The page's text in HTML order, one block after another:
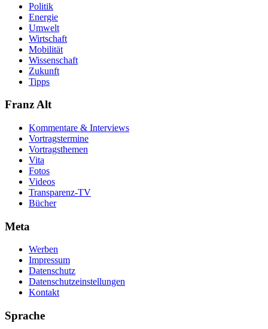
Politik
Energie
Umwelt
Wirtschaft
Mobilität
Wissenschaft
Zukunft
Tipps
Franz Alt
Kommentare & Interviews
Vortragstermine
Vortragsthemen
Vita
Fotos
Videos
Transparenz-TV
Bücher
Meta
Werben
Impressum
Datenschutz
Datenschutzeinstellungen
Kontakt
Sprache